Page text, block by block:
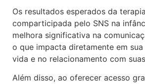
Os resultados esperados da
comparticipada pelo SNS na
melhora significativa na
o que impacta diretamente em
vida e no relacionamento com
Além disso, ao oferecer acesso